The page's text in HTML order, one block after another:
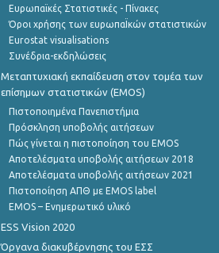
Ευρωπαϊκές Στατιστικές - Πίνακες
Όροι χρήσης των ευρωπαΪκών στατιστικών
Eurostat visualisations
Συνέδρια-εκδηλώσεις
Μεταπτυχιακή εκπαίδευση στον τομέα των
επίσημων στατιστικών (EMOS)
Πιστοποιημένα Πανεπιστήμια
Πρόσκληση υποβολής αιτήσεων
Πώς γίνεται η πιστοποίηση του EMOS
Αποτελέσματα υποβολής αιτήσεων 2018
Αποτελέσματα υποβολής αιτήσεων 2021
Πιστοποίηση ΑΠΘ με EMOS label
EMOS – Ενημερωτικό υλικό
ESS Vision 2020
Όργανα διακυβέρνησης του ΕΣΣ